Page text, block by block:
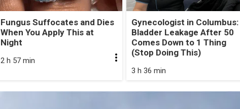
Fungus Suffocates and Dies
When You Apply This at
Night
2 h 57 min
Gynecologist in Columbus:
Bladder Leakage After 50
Comes Down to 1 Thing
(Stop Doing This)
3 h 36 min